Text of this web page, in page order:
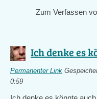
Zum Verfassen
Ich denke es
Permanenter Link
0:59